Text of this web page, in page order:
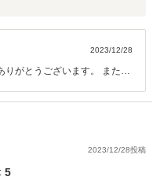
2023/12/28
りがとうございます。 またこ
ごとが起きた際はお気軽にご
も頼って頂けるように精一杯
お願いします。
2023/12/28投稿
5